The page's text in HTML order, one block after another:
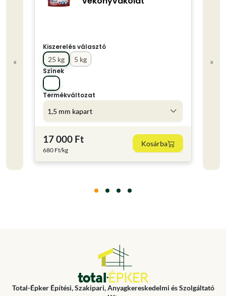
«
Kiszerelés választó
5 kg
25 kg
Színek
Termékváltozat
1,5 mm kapart
17 000 Ft
680 Ft/kg
Kosárba
»
Total-Épker Építési, Szakipari, Anyagkereskedelmi és Szolgáltató